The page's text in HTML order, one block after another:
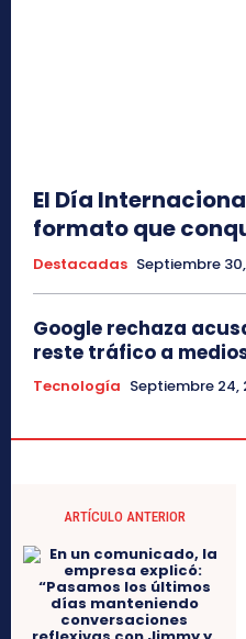
El Día
formato que
Destacadas Septiembre
Google rechaza
reste tráfico a
Tecnología Septiembre 24,
ARTÍCULO ANTERIOR